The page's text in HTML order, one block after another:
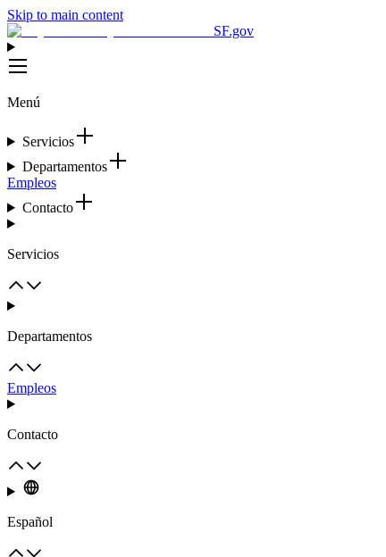
Skip to main content
SF.gov
Menú
Servicios
Departamentos
Empleos
Contacto
Servicios
Departamentos
Empleos
Contacto
Español